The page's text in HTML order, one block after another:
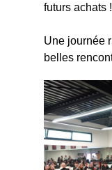
futurs achats !
Une journée
belles